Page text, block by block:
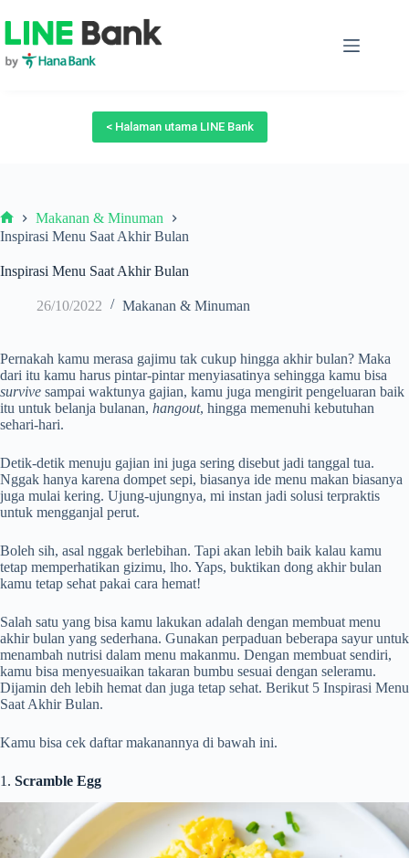
to
content
< Halaman utama LINE Bank
Beranda
Makanan & Minuman
Inspirasi Menu Saat Akhir Bulan
Inspirasi Menu Saat Akhir Bulan
26/10/2022 Makanan & Minuman
Pernakah kamu merasa gajimu tak cukup hingga akhir bulan? Maka
dari itu kamu harus pintar-pintar menyiasatinya sehingga kamu bisa
survive sampai waktunya gajian, kamu juga mengirit pengeluaran baik
itu untuk belanja bulanan, hangout, hingga memenuhi kebutuhan
sehari-hari.
Detik-detik menuju gajian ini juga sering disebut jadi tanggal tua.
Nggak hanya karena dompet sepi, biasanya ide menu makan biasanya
juga mulai kering. Ujung-ujungnya, mi instan jadi solusi terpraktis
untuk mengganjal perut.
Boleh sih, asal nggak berlebihan. Tapi akan lebih baik kalau kamu
tetap memperhatikan gizimu, lho. Yaps, buktikan dong akhir bulan
kamu tetap sehat pakai cara hemat!
Salah satu yang bisa kamu lakukan adalah dengan membuat menu
akhir bulan yang sederhana. Gunakan perpaduan beberapa sayur untuk
menambah nutrisi dalam menu makanmu. Dengan membuat sendiri,
kamu bisa menyesuaikan takaran bumbu sesuai dengan seleramu.
Dijamin deh lebih hemat dan juga tetap sehat. Berikut 5 Inspirasi Menu
Saat Akhir Bulan.
Kamu bisa cek daftar makanannya di bawah ini.
1. Scramble Egg